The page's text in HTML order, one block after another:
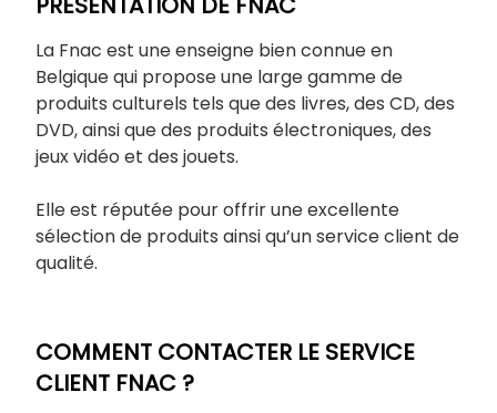
La Fnac est une enseigne bien connue en
Belgique qui propose une large gamme de
produits culturels tels que des livres, des CD, des
DVD, ainsi que des produits électroniques, des
jeux vidéo et des jouets.
Elle est réputée pour offrir une excellente
sélection de produits ainsi qu’un service client de
qualité.
COMMENT CONTACTER LE SERVICE
CLIENT FNAC ?